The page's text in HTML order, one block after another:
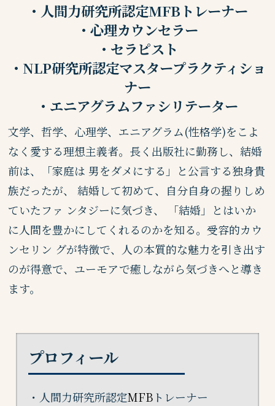
・人間力研究所認定MFBトレーナー
・心理カウンセラー
・セラピスト
・NLP研究所認定マスタープラクティショ
ナー
・エニアグラムファシリテーター
文学、哲学、心理学、エニアグラム(性格学)をこよ
なく愛する理想主義者。長く出版社に勤務し、結婚
前は、「家庭は 男をダメにする」と公言する独身貴
族だったが、 結婚して初めて、自分自身の握りしめ
ていたファ ンタジーに気づき、 「結婚」とはいか
に人間を豊かにしてくれるのかを知る。受容的カウ
ンセリン グが特徴で、人の本質的な魅力を引き出す
のが得意で、ユーモアで癒しながら気づきへと導き
ます。
プロフィール
・人間力研究所認定MFBトレーナー